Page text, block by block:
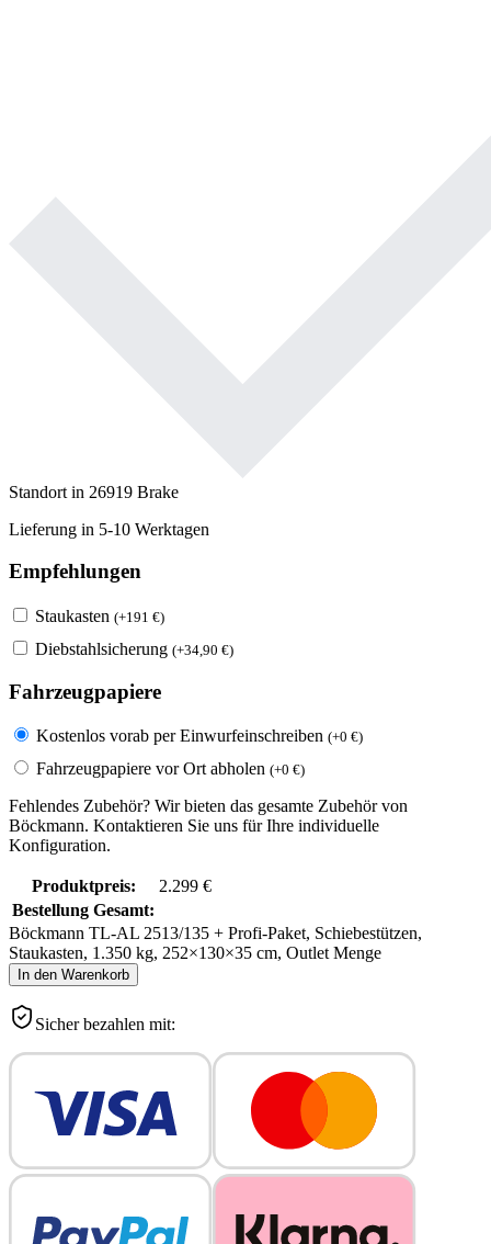
Standort in 26919 Brake
Lieferung in 5-10 Werktagen
Empfehlungen
Staukasten (+191 €)
Diebstahlsicherung (+34,90 €)
Fahrzeugpapiere
Kostenlos vorab per Einwurfeinschreiben (+0 €)
Fahrzeugpapiere vor Ort abholen (+0 €)
Fehlendes Zubehör? Wir bieten das gesamte Zubehör von
Böckmann. Kontaktieren Sie uns für Ihre individuelle
Konfiguration.
Produktpreis: 2.299 €
Bestellung Gesamt:
Böckmann TL-AL 2513/135 + Profi-Paket, Schiebestützen,
Staukasten, 1.350 kg, 252×130×35 cm, Outlet Menge
In den Warenkorb
Sicher bezahlen mit: